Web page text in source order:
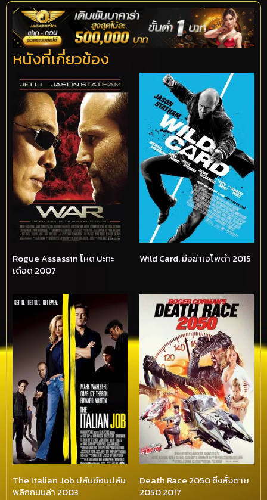
หนังที่เกี่ยวข้อง
Rogue Assassin โหด ปะทะ
เดือด 2007
Wild Card. มือฆ่าเอโพดำ 2015
The Italian Job ปล้นซ้อนปล้น
พลิกถนนล่า 2003
Death Race 2050 ซิ่งสั่งตาย
2050 2017